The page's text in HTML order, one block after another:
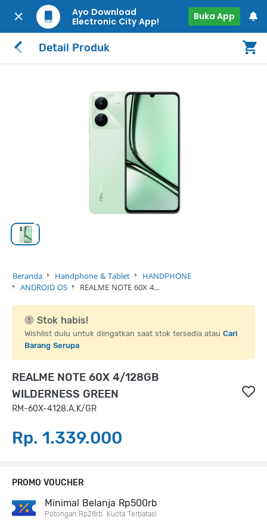
Ayo Download
Electronic City App!
Buka App
Detail Produk
Beranda Handphone & Tablet
HANDPHONE
ANDROID OS
REALME NOTE 60X 4…
Stok habis!
Wishlist dulu untuk diingatkan saat stok tersedia atau Cari
Barang Serupa
REALME NOTE 60X 4/128GB
WILDERNESS GREEN
RM-60X-4128.A.K/GR
Rp. 1.339.000
PROMO VOUCHER
Minimal Belanja Rp500rb
Potongan Rp28rb. Kuota Terbatas!